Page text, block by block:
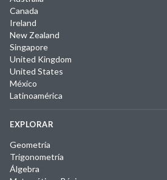
Canada
Ireland
New Zealand
Singapore
United Kingdom
United States
México
Latinoamérica
EXPLORAR
Geometría
Trigonometría
Álgebra